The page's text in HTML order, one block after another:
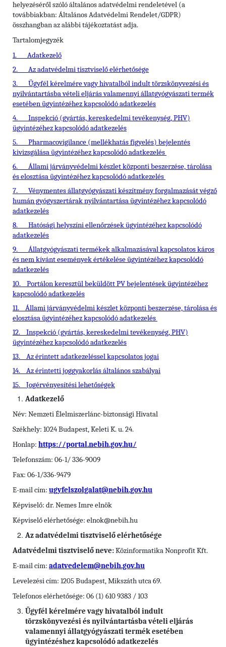
helyezéséről szóló általános adatvédelmi rendeletével (a
továbbiakban: Általános Adatvédelmi Rendelet/GDPR)
összhangban az alábbi tájékoztatást adja.
Tartalomjegyzék
1.
Adatkezelő
2.
Az adatvédelmi tisztviselő elérhetősége
3.
Ügyfél kérelmére vagy hivatalból indult törzskönyvezési és
nyilvántartásba vételi eljárás valamennyi állatgyógyászati termék
esetében ügyintézéhez kapcsolódó adatkezelés
4.
Inspekció (gyártás, kereskedelmi tevékenység, PHV)
ügyintézéhez kapcsolódó adatkezelés
5.
Pharmacovigilance (mellékhatás figyelés) bejelentés
kivizsgálása ügyintézéhez kapcsolódó adatkezelés
6.
Állami járványvédelmi készlet központi beszerzése, tárolása
és elosztása ügyintézéhez kapcsolódó adatkezelés
7.
Vénymentes állatgyógyászati készítmény forgalmazását végző
humán gyógyszertárak nyilvántartása ügyintézéhez kapcsolódó
adatkezelés
8.
Hatósági helyszíni ellenőrzések ügyintézéhez kapcsolódó
adatkezelés
9.
Állatgyógyászati termékek alkalmazásával kapcsolatos káros
és nem kívánt események értékelése ügyintézéhez kapcsolódó
adatkezelés
10.
Portálon keresztül beküldött PV bejelentések ügyintézéhez
kapcsolódó adatkezelés
11.
Állami járványvédelmi készlet központi beszerzése, tárolása és
elosztása ügyintézéhez kapcsolódó adatkezelés
12.
Inspekció (gyártás, kereskedelmi tevékenység, PHV)
ügyintézéhez kapcsolódó adatkezelés
13.
Az érintett adatkezeléssel kapcsolatos jogai
14.
Az érintetti joggyakorlás általános szabályai
15.
Jogérvényesítési lehetőségek
Adatkezelő
Név: Nemzeti Élelmiszerlánc-biztonsági Hivatal
Székhely: 1024 Budapest, Keleti K. u. 24.
Honlap: https://portal.nebih.gov.hu/
Telefonszám: 06-1/ 336-9009
Fax: 06-1/336-9479
E-mail cím: ugyfelszolgalat@nebih.gov.hu
Képviselő: dr. Nemes Imre elnök
Képviselő elérhetősége: elnok@nebih.hu
Az adatvédelmi tisztviselő elérhetősége
Adatvédelmi tisztviselő neve:Közinformatika Nonprofit Kft.
E-mail cím: adatvedelem@nebih.gov.hu
Levelezési cím: 1205 Budapest, Mikszáth utca 69.
Telefonos elérhetősége: 06 (1) 610 9383 / 103
Ügyfél kérelmére vagy hivatalból indult
törzskönyvezési és nyilvántartásba vételi eljárás
valamennyi állatgyógyászati termék esetében
ügyintézéshez kapcsolódó adatkezelés